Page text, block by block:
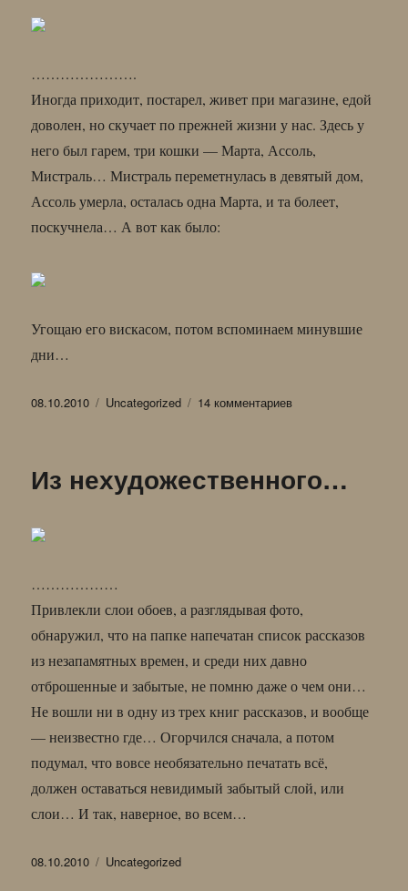
………………….
Иногда приходит, постарел, живет при магазине, едой
доволен, но скучает по прежней жизни у нас. Здесь у
него был гарем, три кошки — Марта, Ассоль,
Мистраль… Мистраль переметнулась в девятый дом,
Ассоль умерла, осталась одна Марта, и та болеет,
поскучнела… А вот как было:
Угощаю его вискасом, потом вспоминаем минувшие
дни…
Опубликовано
08.10.2010 Рубрики
Uncategorized 14 комментариевк
Султан
Из нехудожественного…
………………
Привлекли слои обоев, а разглядывая фото,
обнаружил, что на папке напечатан список рассказов
из незапамятных времен, и среди них давно
отброшенные и забытые, не помню даже о чем они…
Не вошли ни в одну из трех книг рассказов, и вообще
— неизвестно где… Огорчился сначала, а потом
подумал, что вовсе необязательно печатать всё,
должен оставаться невидимый забытый слой, или
слои… И так, наверное, во всем…
Опубликовано
08.10.2010 Рубрики
Uncategorized